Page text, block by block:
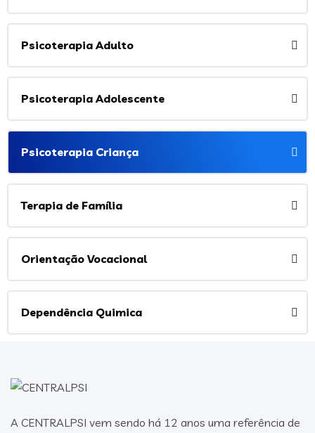
Psicoterapia Adulto
Psicoterapia Adolescente
Psicoterapia Criança
Terapia de Família
Orientação Vocacional
Dependência Quimica
A CENTRALPSI vem sendo há 12 anos uma referência de